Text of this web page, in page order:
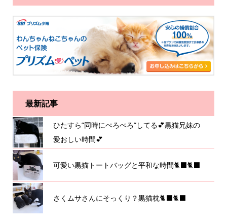
最新記事
ひたすら”同時にぺろぺろ”してる💕黒猫兄妹の
愛おしい時間💕
可愛い黒猫トートバッグと平和な時間🐈‍⬛🐈‍⬛
さくムサさんにそっくり？黒猫枕🐈‍⬛🐈‍⬛